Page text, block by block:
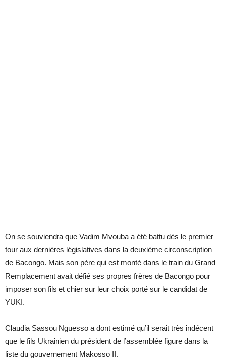
On se souviendra que Vadim Mvouba a été battu dès le premier
tour aux dernières législatives dans la deuxième circonscription
de Bacongo. Mais son père qui est monté dans le train du Grand
Remplacement avait défié ses propres frères de Bacongo pour
imposer son fils et chier sur leur choix porté sur le candidat de
YUKI.
Claudia Sassou Nguesso a dont estimé qu’il serait très indécent
que le fils Ukrainien du président de l’assemblée figure dans la
liste du gouvernement Makosso II.